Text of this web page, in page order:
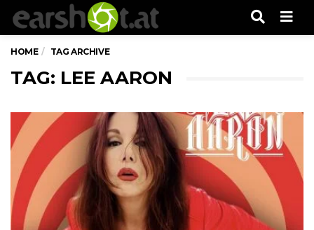
HOME TAG ARCHIVE
TAG: LEE AARON